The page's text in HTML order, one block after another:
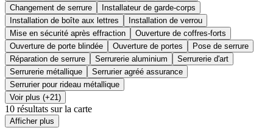
Changement de serrure
Installateur de garde-corps
Installation de boîte aux lettres
Installation de verrou
Mise en sécurité après effraction
Ouverture de coffres-forts
Ouverture de porte blindée
Ouverture de portes
Pose de serrure
Réparation de serrure
Serrurerie aluminium
Serrurerie d'art
Serrurerie métallique
Serrurier agréé assurance
Serrurier pour rideau métallique
Voir plus (+21)
10 résultats sur la carte
Afficher plus